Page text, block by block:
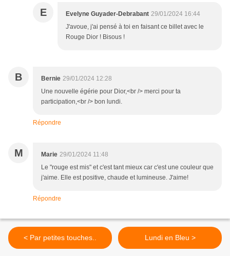
E Evelyne Guyader-Debrabant 29/01/2024 16:44
J'avoue, j'ai pensé à toi en faisant ce billet avec le
Rouge Dior ! Bisous !
B Bernie 29/01/2024 12:28
Une nouvelle égérie pour Dior,<br /> merci pour ta
participation,<br /> bon lundi.
Répondre
M Marie 29/01/2024 11:48
Le "rouge est mis" et c'est tant mieux car c'est une couleur que
j'aime. Elle est positive, chaude et lumineuse. J'aime!
Répondre
< Par petites touches.. Lundi en Bleu >